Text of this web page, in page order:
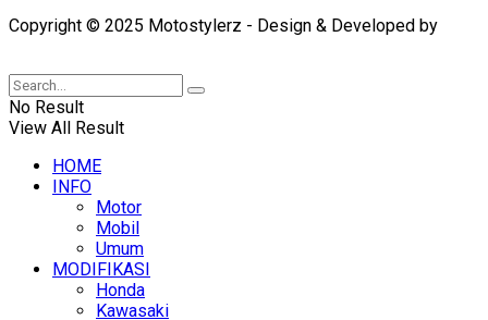
Copyright © 2025 Motostylerz - Design & Developed by
No Result
View All Result
HOME
INFO
Motor
Mobil
Umum
MODIFIKASI
Honda
Kawasaki